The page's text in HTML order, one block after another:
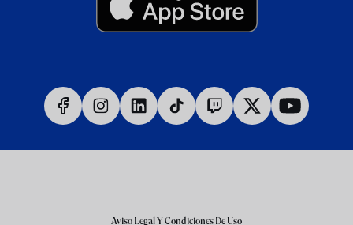
Aviso Legal Y Condiciones De Uso